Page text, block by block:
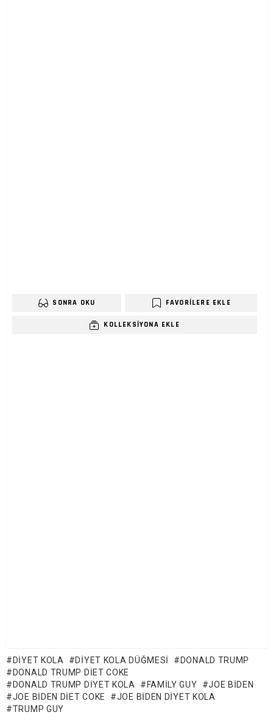
SONRA OKU FAVORILERE EKLE
KOLLEKSIYONA EKLE
DIYET KOLA DIYET KOLA DÜĞMESI
DONALD TRUMP
DONALD TRUMP DIET COKE
DONALD TRUMP DIYET KOLA
FAMILY GUY
JOE BIDEN
JOE BIDEN DIET COKE
JOE BIDEN DIYET KOLA
TRUMP GUY